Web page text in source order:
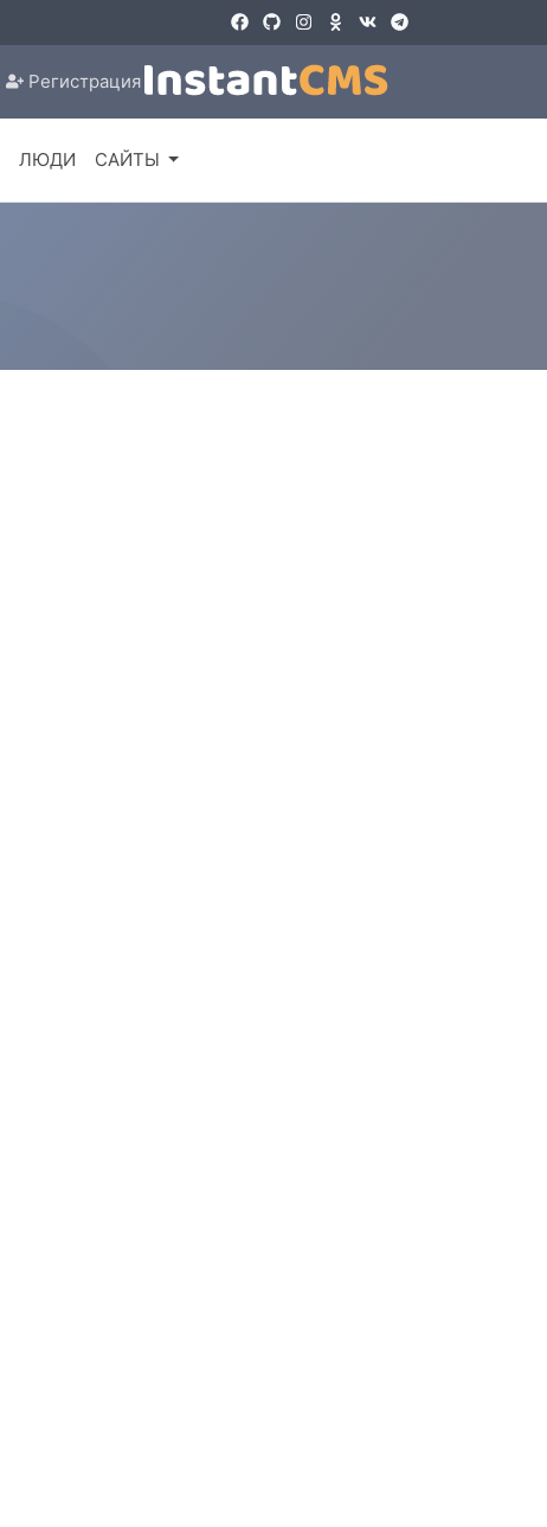
Регистрация
ЛЮДИ САЙТЫ